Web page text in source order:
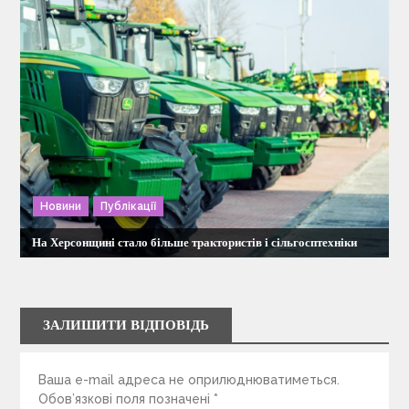
Новини Публікації
На Херсонщині стало більше трактористів і сільгосптехніки
ЗАЛИШИТИ ВІДПОВІДЬ
Ваша e-mail адреса не оприлюднюватиметься.
Обов’язкові поля позначені *